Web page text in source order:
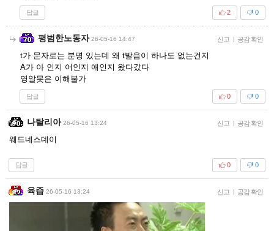
답글 0
2
평범한노동자 26-05-16 14:47 신고 | 공감 확인
t가 문자로는 분명 있는데 왜 t발음이 하나도 없는건지
A가 아 인지 어인지 애인지 왔다갔다
영알못은 이해불가
답글 0
0
나탈리아 26-05-16 13:24 신고 | 공감 확인
웨드네스데이
답글 0
0
육즙 26-05-16 13:24 신고 | 공감 확인